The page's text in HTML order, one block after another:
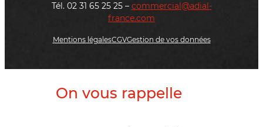
Tél. 02 31 65 25 25 – commercial@adial-
france.com
Mentions légalesCGVGestion de vos données
On vous rappelle